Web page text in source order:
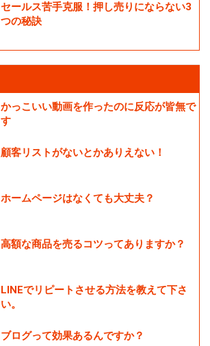
セールス苦手克服！押し売りにならない3
つの秘訣
かっこいい動画を作ったのに反応が皆無で
す
顧客リストがないとかありえない！
ホームページはなくても大丈夫？
高額な商品を売るコツってありますか？
LINEでリピートさせる方法を教えて下さ
い。
ブログって効果あるんですか？